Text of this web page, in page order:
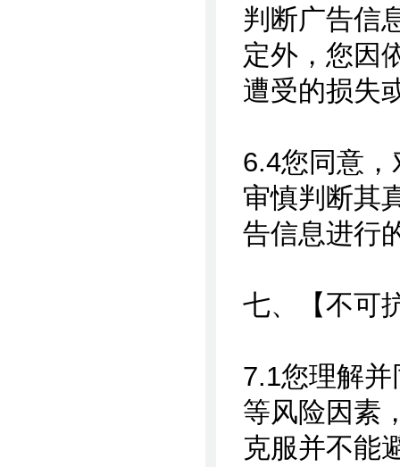
判断广告信
定外，您因
遭受的损失
6.4您同意
审慎判断其
告信息进行
七、【不可
7.1您理解
等风险因素
克服并不能